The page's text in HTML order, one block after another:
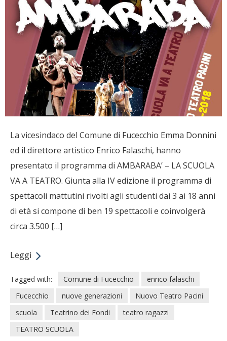
La vicesindaco del Comune di Fucecchio Emma Donnini
ed il direttore artistico Enrico Falaschi, hanno
presentato il programma di AMBARABA’ – LA SCUOLA
VA A TEATRO. Giunta alla IV edizione il programma di
spettacoli mattutini rivolti agli studenti dai 3 ai 18 anni
di età si compone di ben 19 spettacoli e coinvolgerà
circa 3.500 […]
Leggi
Tagged with: Comune di Fucecchio
enrico falaschi
Fucecchio
nuove generazioni
Nuovo Teatro Pacini
scuola
Teatrino dei Fondi
teatro ragazzi
TEATRO SCUOLA